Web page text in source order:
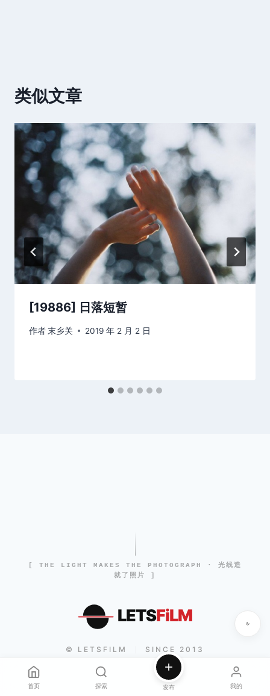
类似文章
[19886] 日落短暂
作者末乡关 2019 年 2 月 2 日
[ THE LIGHT MAKES THE PHOTOGRAPH · 光线造
就了照片 ]
LETSFiLM
© LETSFILM SINCE 2013
首页 探索 发布 我的